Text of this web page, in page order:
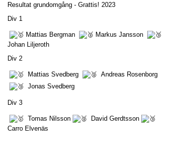
Resultat grundomgång - Grattis! 2023
Div 1
Mattias Bergman
Markus Jansson
Johan Liljeroth
Div 2
Mattias Svedberg
Andreas Rosenborg
Jonas Svedberg
Div 3
Tomas Nilsson
David Gerdtsson
Carro Elvenäs